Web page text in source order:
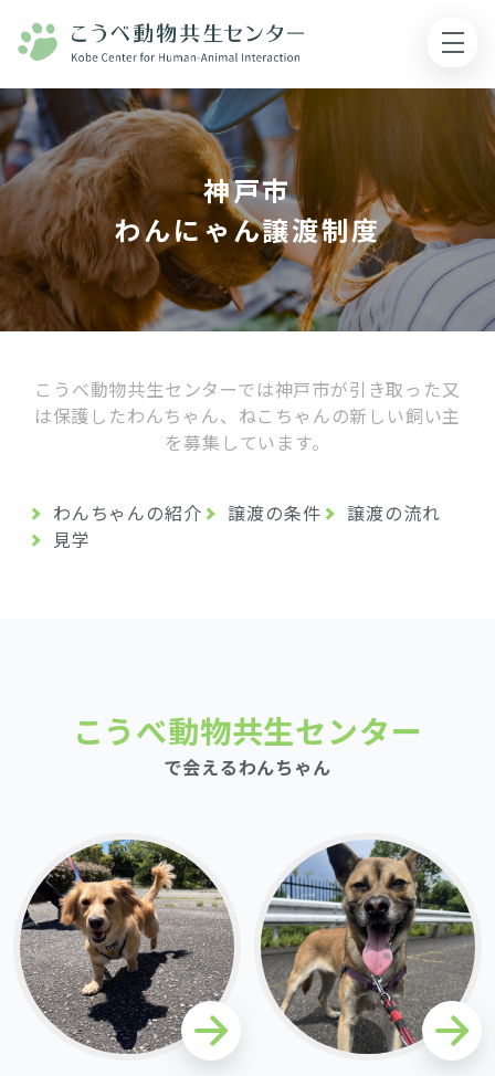
神戸市
わんにゃん譲渡制度
こうべ動物共生センターでは神⼾市が引き取った⼜
は保護したわんちゃん、ねこちゃんの新しい飼い主
を募集しています。
わんちゃんの紹介 譲渡の条件
譲渡の流れ
見学
こうべ動物共生センター
で会えるわんちゃん